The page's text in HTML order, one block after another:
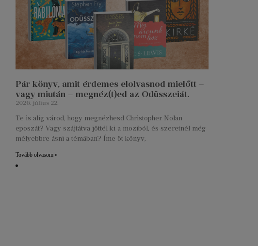
Pár könyv, amit érdemes elolvasnod mielőtt –
vagy miután – megnéz(t)ed az Odüsszeiát.
2026. július 22.
Te is alig várod, hogy megnézhesd Christopher Nolan
eposzát? Vagy szájtátva jöttél ki a moziból, és szeretnél még
mélyebbre ásni a témában? Íme öt könyv,
Tovább olvasom »